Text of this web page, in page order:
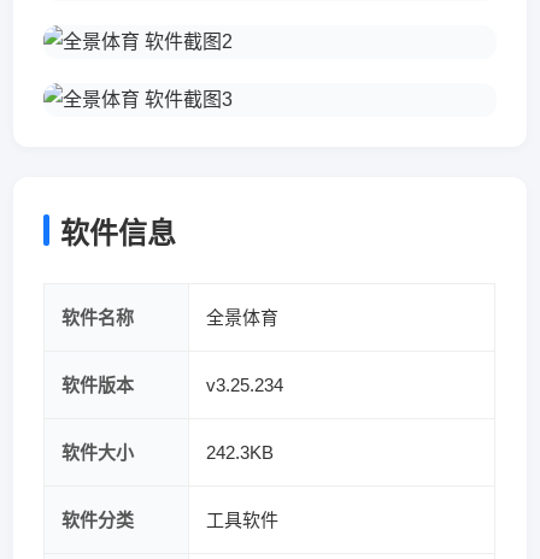
软件信息
软件名称 全景体育
软件版本 v3.25.234
软件大小 242.3KB
软件分类 工具软件